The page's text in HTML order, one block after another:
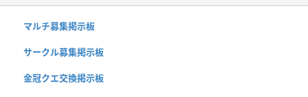
マルチ募集掲示板
サークル募集掲示板
金冠クエ交換掲示板